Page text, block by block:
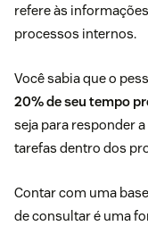
refere às
processos internos.
Você sabia que o
20% de seu tempo
seja para responder
tarefas dentro dos
Contar com uma
de consultar é uma